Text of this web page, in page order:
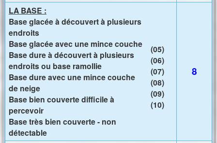
LA BASE :
Base glacée à découvert à plusieurs
endroits
Base glacée avec une mince couche
Base dure à découvert à plusieurs
endroits ou base ramollie
Base dure avec une mince couche
de neige
Base bien couverte difficile à
percevoir
Base très bien couverte - non
détectable
(05)
(06)
(07)
(08)
(09)
(10)
8